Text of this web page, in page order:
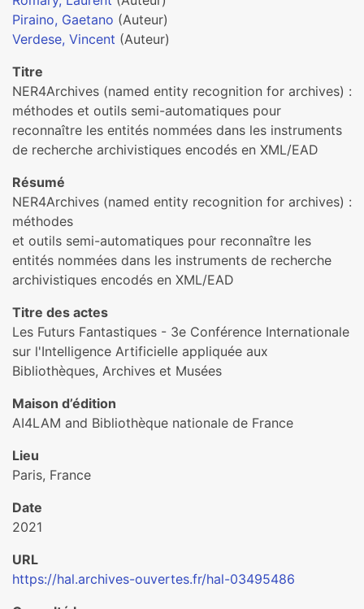
Piraino, Gaetano (Auteur)
Verdese, Vincent (Auteur)
Titre
NER4Archives (named entity recognition for archives) :
méthodes et outils semi-automatiques pour
reconnaître les entités nommées dans les instruments
de recherche archivistiques encodés en XML/EAD
Résumé
NER4Archives (named entity recognition for archives) :
méthodes
et outils semi-automatiques pour reconnaître les
entités nommées dans les instruments de recherche
archivistiques encodés en XML/EAD
Titre des actes
Les Futurs Fantastiques - 3e Conférence Internationale
sur l'Intelligence Artificielle appliquée aux
Bibliothèques, Archives et Musées
Maison d’édition
AI4LAM and Bibliothèque nationale de France
Lieu
Paris, France
Date
2021
URL
https://hal.archives-ouvertes.fr/hal-03495486